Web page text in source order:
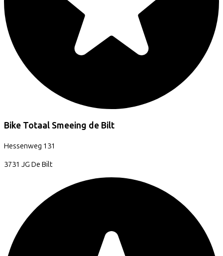
Bike Totaal Smeeing de Bilt
Hessenweg 131
3731 JG De Bilt